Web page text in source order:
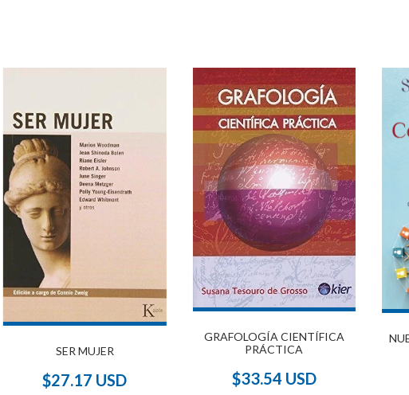
SER MUJER
$27.17 USD
GRAFOLOGÍA CIENTÍFICA
PRÁCTICA
$33.54 USD